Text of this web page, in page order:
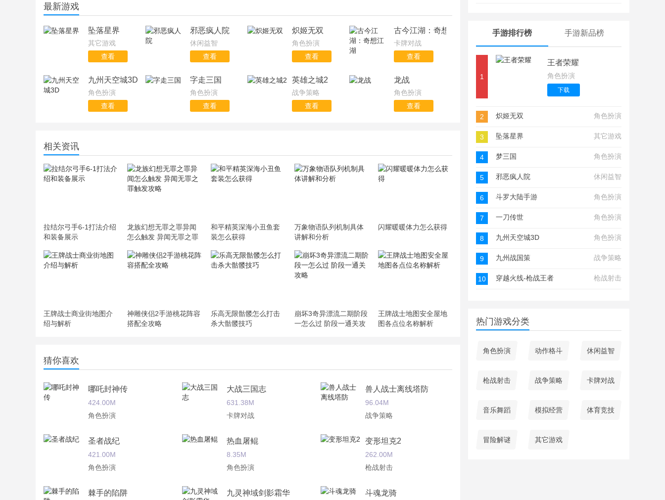
最新游戏
坠落星界
其它游戏
查看
邪恶疯人院
休闲益智
查看
炽姬无双
角色扮演
查看
古今江湖：奇想江湖
卡牌对战
查看
九州天空城3D
角色扮演
查看
字走三国
角色扮演
查看
英雄之城2
战争策略
查看
龙战
角色扮演
查看
相关资讯
拉结尔弓手6-1打法介绍
和装备展示
龙族幻想无罪之罪异闻
怎么触发 异闻无罪之罪
和平精英深海小丑鱼套
装怎么获得
万象物语队列机制具体
讲解和分析
闪耀暖暖体力怎么获得
王牌战士商业街地图介
绍与解析
神雕侠侣2手游桃花阵容
搭配全攻略
乐高无限骷髅怎么打击
杀大骷髅技巧
崩坏3奇异漂流二期阶段
一怎么过 阶段一通关攻
王牌战士地图安全屋地
图各点位名称解析
猜你喜欢
哪吒封神传
424.00M
角色扮演
大战三国志
631.38M
卡牌对战
兽人战士离线塔防
96.04M
战争策略
圣者战纪
421.00M
角色扮演
热血屠鲲
8.35M
角色扮演
变形坦克2
262.00M
枪战射击
棘手的陷阱 九灵神域剑影霜华 斗魂龙骑
手游排行榜 手游新品榜
1
王者荣耀
角色扮演
下载
2 炽姬无双 角色扮演
3 坠落星界 其它游戏
4 梦三国 角色扮演
5 邪恶疯人院 休闲益智
6 斗罗大陆手游 角色扮演
7 一刀传世 角色扮演
8 九州天空城3D 角色扮演
9 九州战国策 战争策略
10 穿越火线-枪战王者 枪战射击
热门游戏分类
角色扮演 动作格斗 休闲益智
枪战射击 战争策略 卡牌对战
音乐舞蹈 模拟经营 体育竞技
冒险解谜 其它游戏